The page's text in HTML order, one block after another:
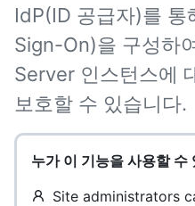
IdP(ID 공급자)를
Sign-On)을 구성하
Server 인스턴스에
보호할 수 있습니다.
누가 이 기능을 사용할 수
Site administrators